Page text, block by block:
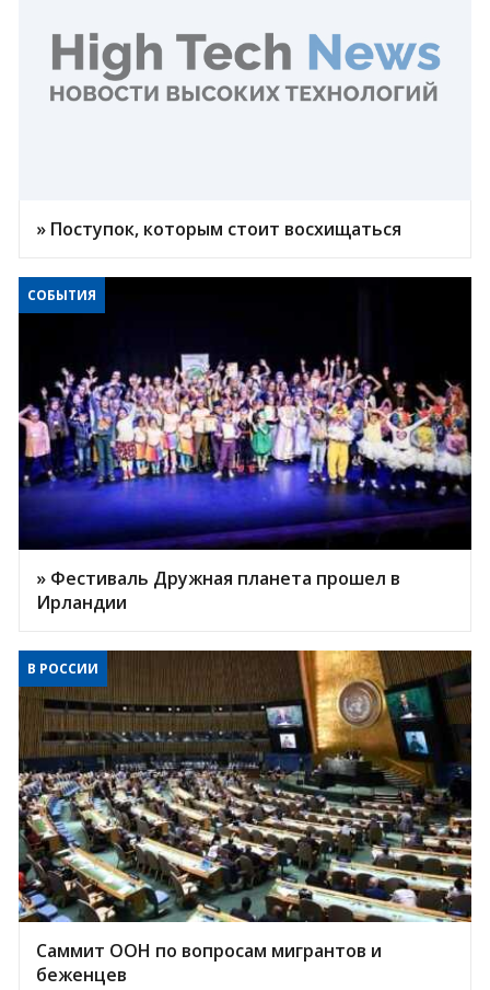
» Поступок, которым стоит восхищаться
СОБЫТИЯ
» Фестиваль Дружная планета прошел в
Ирландии
В РОССИИ
Саммит ООН по вопросам мигрантов и
беженцев